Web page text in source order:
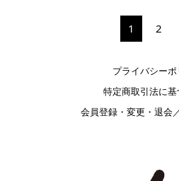
1 2
プライバシー
特定商取引法に
会員登録・変更・退会